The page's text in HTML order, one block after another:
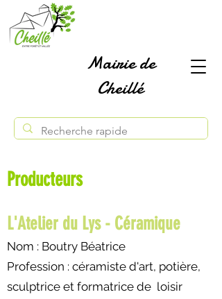
Mairie de
Cheillé
Producteurs
L'Atelier du Lys - Céramique
Nom : Boutry Béatrice
Profession : céramiste d'art, potière,
sculptrice et formatrice de loisir